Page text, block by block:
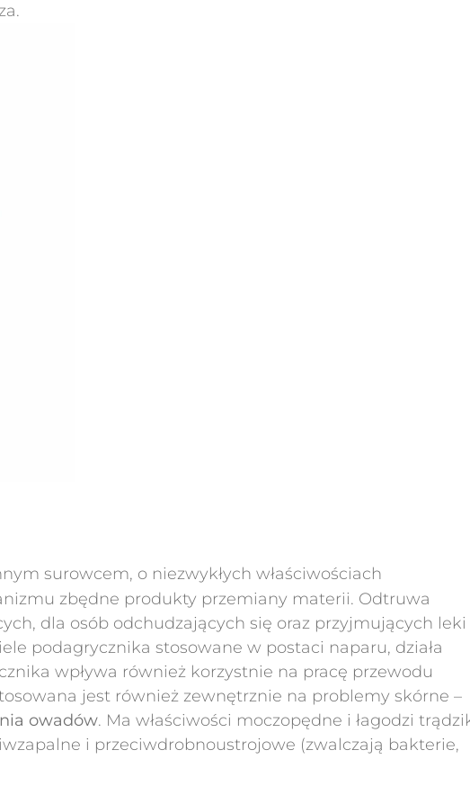
surowcem, o niezwykłych właściwościach
zbędne produkty przemiany materii. Odtruwa
dla osób odchudzających się oraz przyjmujących leki
podagrycznika stosowane w postaci naparu, działa
wpływa również korzystnie na pracę przewodu
jest również zewnętrznie na problemy skórne –
owadów. Ma właściwości moczopędne i łagodzi
i przeciwdrobnoustrojowe (zwalczają bakterie,